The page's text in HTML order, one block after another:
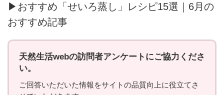
▶おすすめ「せいろ蒸し」レシピ15選｜6月の
おすすめ記事